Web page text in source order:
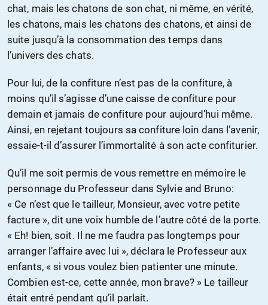
chat, mais les chatons de son chat, ni même, en vérité,
les chatons, mais les chatons des chatons, et ainsi de
suite jusqu’à la consommation des temps dans
l’univers des chats.
Pour lui, de la confiture n’est pas de la confiture, à
moins qu’il s’agisse d’une caisse de confiture pour
demain et jamais de confiture pour aujourd’hui même.
Ainsi, en rejetant toujours sa confiture loin dans l’avenir,
essaie-t-il d’assurer l’immortalité à son acte confiturier.
Qu’il me soit permis de vous remettre en mémoire le
personnage du Professeur dans Sylvie and Bruno:
« Ce n’est que le tailleur, Monsieur, avec votre petite
facture », dit une voix humble de l’autre côté de la porte.
« Eh! bien, soit. Il ne me faudra pas longtemps pour
arranger l’affaire avec lui », déclara le Professeur aux
enfants, « si vous voulez bien patienter une minute.
Combien est-ce, cette année, mon brave? » Le tailleur
était entré pendant qu’il parlait.